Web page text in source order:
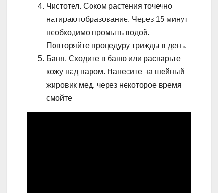
Чистотел. Соком растения точечно
натираютобразование. Через 15 минут
необходимо промыть водой.
Повторяйте процедуру трижды в день.
Баня. Сходите в баню или распарьте
кожу над паром. Нанесите на шейный
жировик мед, через некоторое время
смойте.